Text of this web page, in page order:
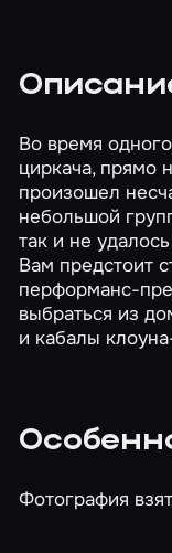
Во время
циркача, прямо
произошел
небольшой
так и не
Вам предстоит
перформанс-
выбраться из
и кабалы
Фотография